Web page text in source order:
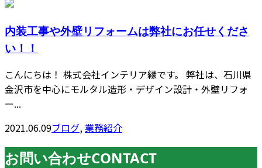
内装工事や外壁リフォームは弊社にお任せくださ
い！！
こんにちは！ 株式会社インテリア縁です。 弊社は、石川県
金沢市を中心にモルタル造形・デザイン設計・外壁リフォ
ー...
2021.06.09ブログ, 業務紹介
お問い合わせCONTACT